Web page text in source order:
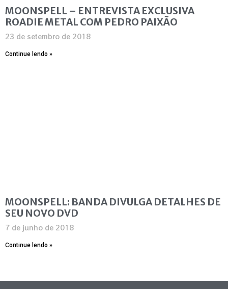
MOONSPELL – ENTREVISTA EXCLUSIVA
ROADIE METAL COM PEDRO PAIXÃO
23 de setembro de 2018
Continue lendo »
MOONSPELL: BANDA DIVULGA DETALHES DE
SEU NOVO DVD
7 de junho de 2018
Continue lendo »